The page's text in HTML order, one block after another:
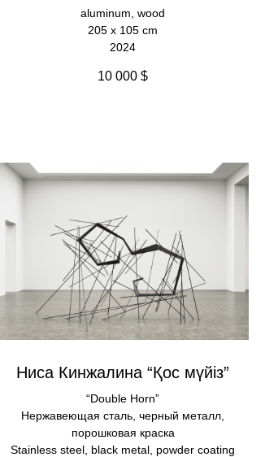
aluminum, wood
205 х 105 cm
2024
10 000 $
Ниса Кинжалина “Қос мүйіз”
“Double Horn”
Нержавеющая сталь, черный металл,
порошковая краска
Stainless steel, black metal, powder coating